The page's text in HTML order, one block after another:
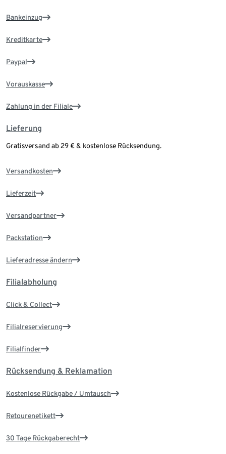
Bankeinzug
Kreditkarte
Paypal
Vorauskasse
Zahlung in der Filiale
Lieferung
Gratisversand ab 29 € & kostenlose Rücksendung.
Versandkosten
Lieferzeit
Versandpartner
Packstation
Lieferadresse ändern
Filialabholung
Click & Collect
Filialreservierung
Filialfinder
Rücksendung & Reklamation
Kostenlose Rückgabe / Umtausch
Retourenetikett
30 Tage Rückgaberecht